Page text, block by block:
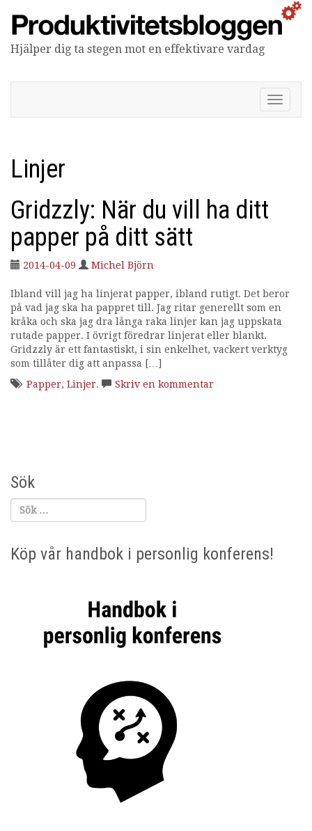
Hjälper dig ta stegen mot en effektivare vardag
V
i
e
r
i
g
Linjer
Gridzzly: När du vill ha ditt
papper på ditt sätt
2014-04-09 Michel Björn
Ibland vill jag ha linjerat papper, ibland rutigt. Det beror
på vad jag ska ha pappret till. Jag ritar generellt som en
kråka och ska jag dra långa raka linjer kan jag uppskata
rutade papper. I övrigt föredrar linjerat eller blankt.
Gridzzly är ett fantastiskt, i sin enkelhet, vackert verktyg
som tillåter dig att anpassa […]
Papper, Linjer. Skriv en kommentar
Sök
Köp vår handbok i personlig konferens!